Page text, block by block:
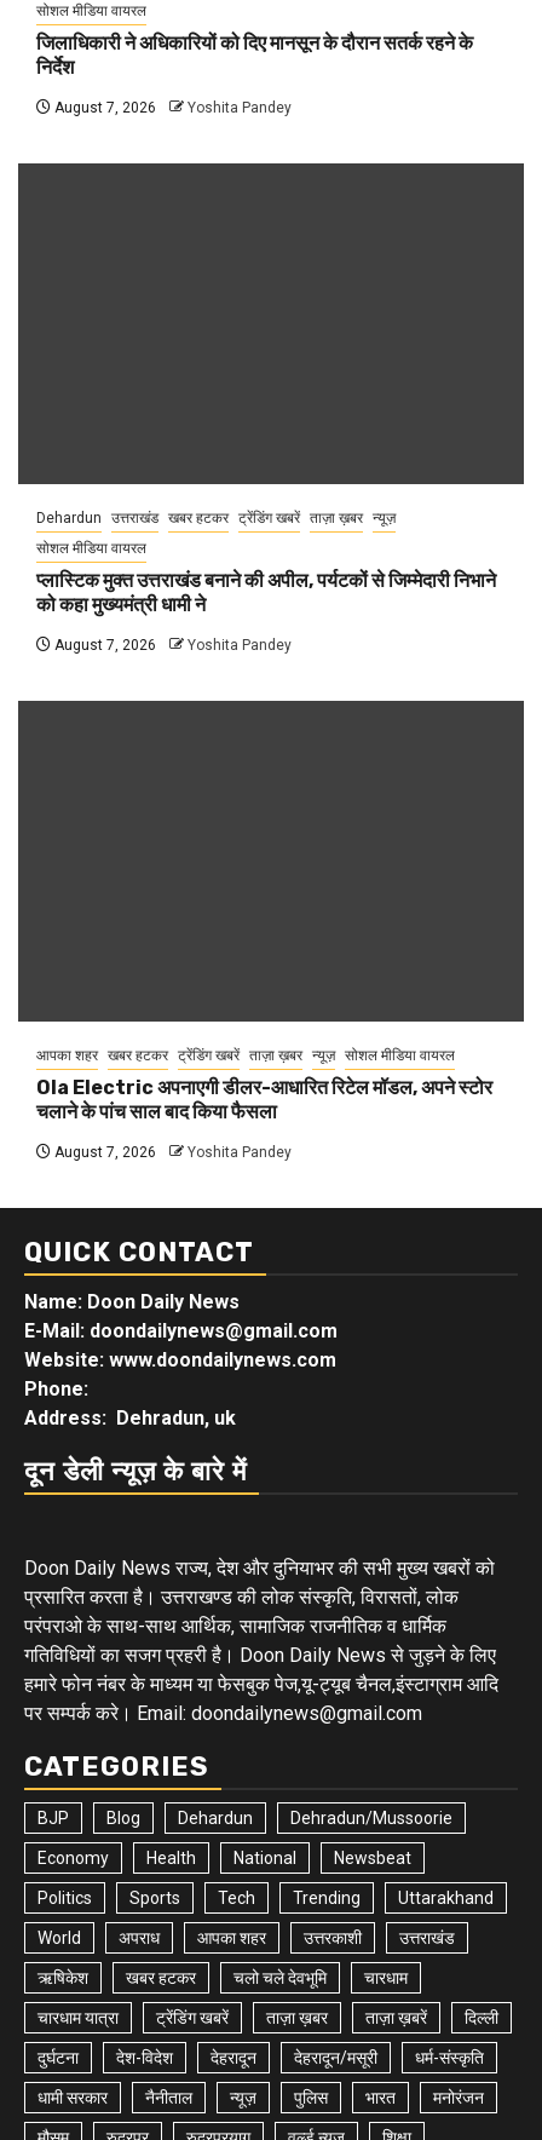
सोशल मीडिया वायरल
जिलाधिकारी ने अधिकारियों को दिए मानसून के दौरान सतर्क रहने के
निर्देश
August 7, 2026 Yoshita Pandey
Dehardun उत्तराखंड खबर हटकर ट्रेंडिंग खबरें ताज़ा ख़बर न्यूज़
सोशल मीडिया वायरल
प्लास्टिक मुक्त उत्तराखंड बनाने की अपील, पर्यटकों से जिम्मेदारी निभाने
को कहा मुख्यमंत्री धामी ने
August 7, 2026 Yoshita Pandey
आपका शहर खबर हटकर ट्रेंडिंग खबरें ताज़ा ख़बर न्यूज़ सोशल मीडिया वायरल
Ola Electric अपनाएगी डीलर-आधारित रिटेल मॉडल, अपने स्टोर
चलाने के पांच साल बाद किया फैसला
August 7, 2026 Yoshita Pandey
QUICK CONTACT
Name: Doon Daily News
E-Mail: doondailynews@gmail.com
Website: www.doondailynews.com
Phone:
Address: Dehradun, uk
दून डेली न्यूज़ के बारे में
Doon Daily News राज्य, देश और दुनियाभर की सभी मुख्य खबरों को
प्रसारित करता है। उत्तराखण्ड की लोक संस्कृति, विरासतों, लोक
परंपराओ के साथ-साथ आर्थिक, सामाजिक राजनीतिक व धार्मिक
गतिविधियों का सजग प्रहरी है। Doon Daily News से जुड़ने के लिए
हमारे फोन नंबर के माध्यम या फेसबुक पेज,यू-ट्यूब चैनल,इंस्टाग्राम आदि
पर सम्पर्क करे। Email: doondailynews@gmail.com
CATEGORIES
BJP Blog Dehardun Dehradun/Mussoorie
Economy Health National Newsbeat
Politics Sports Tech Trending Uttarakhand
World अपराध आपका शहर उत्तरकाशी उत्तराखंड
ऋषिकेश खबर हटकर चलो चले देवभूमि चारधाम
चारधाम यात्रा ट्रेंडिंग खबरें ताज़ा ख़बर ताज़ा ख़बरें दिल्ली
दुर्घटना देश-विदेश देहरादून देहरादून/मसूरी धर्म-संस्कृति
धामी सरकार नैनीताल न्यूज़ पुलिस भारत मनोरंजन